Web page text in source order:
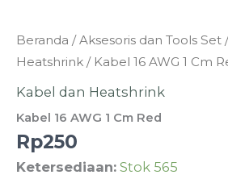
Beranda /Aksesoris dan Tools Set
Heatshrink / Kabel 16 AWG 1 Cm
Kabel dan Heatshrink
Kabel 16 AWG 1 Cm Red
Rp250
Ketersediaan: Stok 565
Kuantitas
Kabel
1
Cm
Red